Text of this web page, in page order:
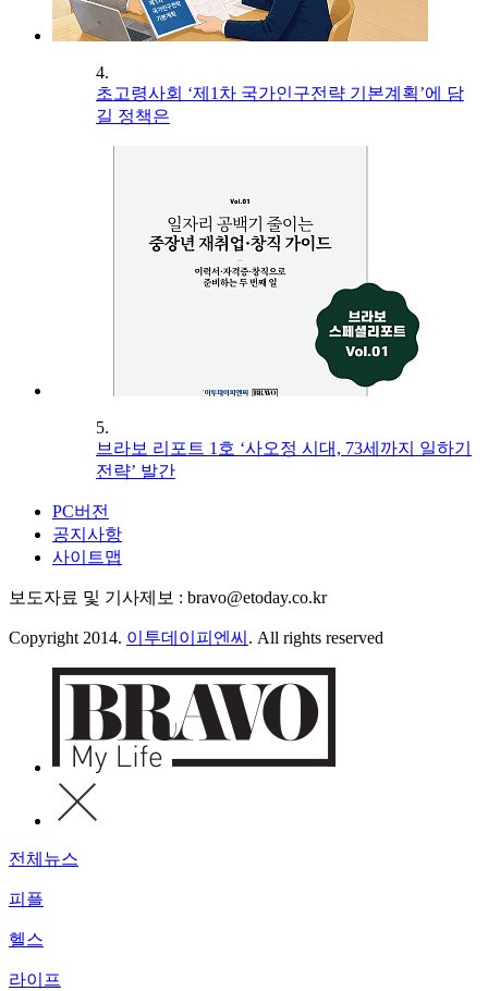
4.
초고령사회 ‘제1차 국가인구전략 기본계획’에 담
길 정책은
5.
브라보 리포트 1호 ‘사오정 시대, 73세까지 일하기
전략’ 발간
PC버전
공지사항
사이트맵
보도자료 및 기사제보 : bravo@etoday.co.kr
Copyright 2014. 이투데이피엔씨 . All rights reserved
전체뉴스
피플
헬스
라이프